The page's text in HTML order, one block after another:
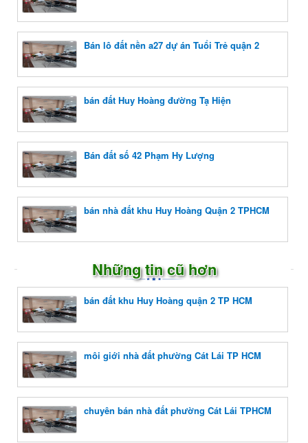
Bán lô đất nền a27 dự án Tuổi Trẻ quận 2
bán đất Huy Hoàng đường Tạ Hiện
Bán đất số 42 Phạm Hy Lượng
bán nhà đất khu Huy Hoàng Quận 2 TPHCM
Những tin cũ hơn
bán đất khu Huy Hoàng quận 2 TP HCM
môi giới nhà đất phường Cát Lái TP HCM
chuyên bán nhà đất phường Cát Lái TPHCM